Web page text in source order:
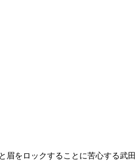
眉をロックすることに苦心する武田